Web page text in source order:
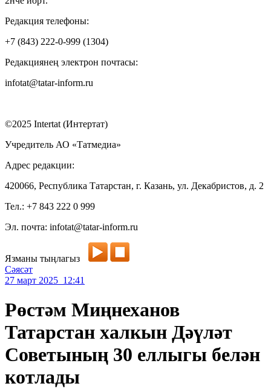
Редакция телефоны:
+7 (843) 222-0-999 (1304)
Редакциянең электрон почтасы:
infotat@tatar-inform.ru
©2025 Intertat (Интертат)
Учредитель АО «Татмедиа»
Адрес редакции:
420066, Республика Татарстан, г. Казань, ул. Декабристов, д. 2
Тел.: +7 843 222 0 999
Эл. почта: infotat@tatar-inform.ru
Язманы тыңлагыз
Сәясәт
27 март 2025 12:41
Рөстәм Миңнеханов
Татарстан халкын Дәүләт
Советының 30 еллыгы белән
котлады